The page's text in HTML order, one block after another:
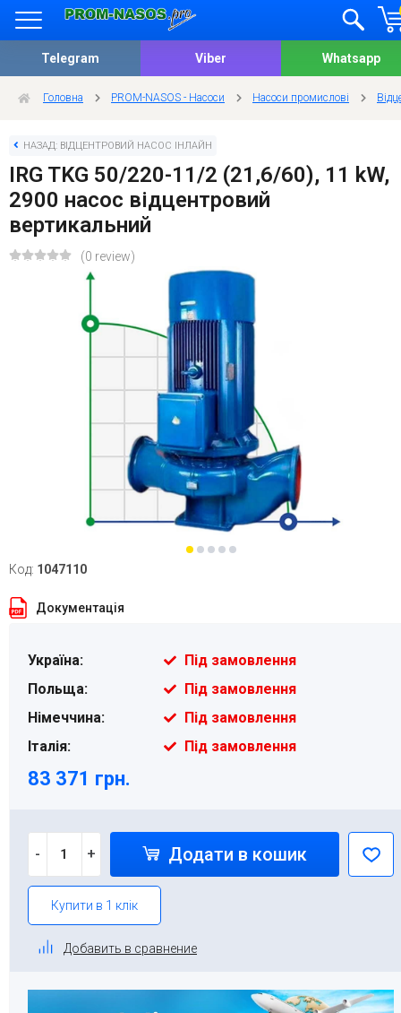
Telegram Viber Whatsapp
Головна PROM-NASOS - Насоси Насоси промислові
НАЗАД: ВІДЦЕНТРОВИЙ НАСОС ІНЛАЙН
IRG TKG 50/220-11/2 (21,6/60), 11 kW,
2900 насос відцентровий
вертикальний
(0 review)
Код: 1047110
Документація
Україна:
Під замовлення
Польща:
Під замовлення
Німеччина:
Під замовлення
Італія:
Під замовлення
83 371 грн.
- + Додати в кошик
Купити в 1 клік
Добавить в сравнение